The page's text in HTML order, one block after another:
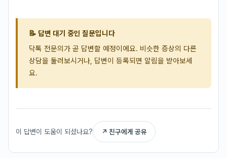
📝 답변 대기 중인 질문입니다
닥톡 전문의가 곧 답변할 예정이에요. 비슷한 증상의 다른
상담을 둘러보시거나, 답변이 등록되면 알림을 받아보세
요.
이 답변이 도움이 되셨나요? ↗ 친구에게 공유